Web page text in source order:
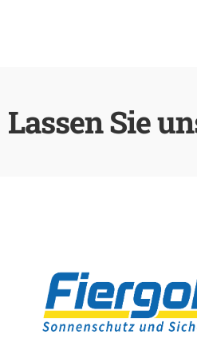
Lassen Sie